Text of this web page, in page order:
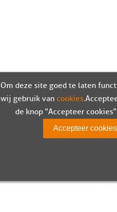
Om deze site goed te laten
wij gebruik van cookies.
de knop "Accepteer
Accepteer cookies